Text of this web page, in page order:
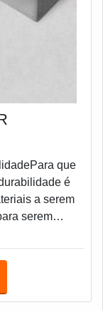
que
é
a serem
serem
empresa